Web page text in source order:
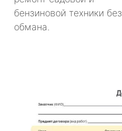
бензиновой техники без
обмана.